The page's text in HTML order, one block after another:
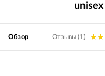
Обзор Отзывы (1)